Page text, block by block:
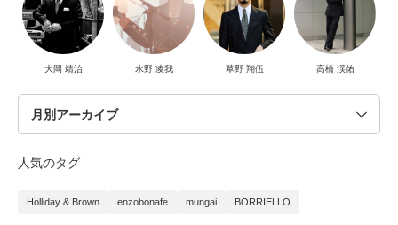
大岡 靖治 水野 凌我 草野 翔伍 高橋 渓佑
人気のタグ
Holliday & Brown enzobonafe mungai BORRIELLO